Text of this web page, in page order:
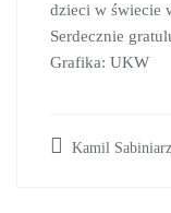
dzieci w świecie
Serdecznie
Grafika: UKW
Kamil Sabiniarz